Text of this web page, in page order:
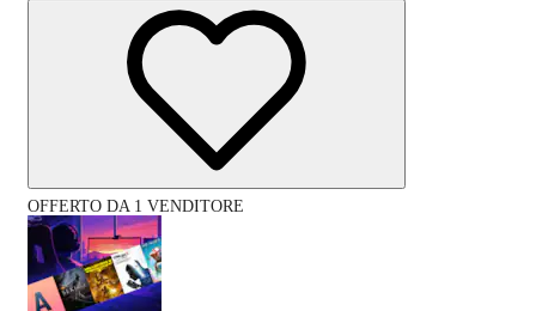
OFFERTO DA 1 VENDITORE